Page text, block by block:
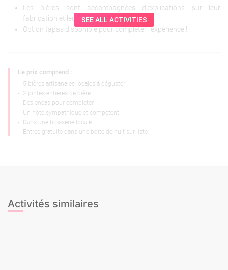
SEE ALL ACTIVITIES
Les bières sont accompagnées d’explications sur leur
fabrication et leurs accords parfaits.
Option tapas disponible pour compléter l’expérience !
Le prix comprend :
- 5 bières artisanales locales à déguster
- 2 pintes entières de bière
-
Des encas pour compléter
- Un hôte sympathique et compétent
-
Dans une brasserie locale
-
Entrée gratuite dans une boîte de nuit sur liste
Activités similaires